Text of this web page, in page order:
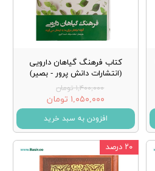
کتاب فرهنگ گیاهان دارویی
(انتشارات دانش پرور - بصیر)
۱,۴۰۰,۰۰۰ تومان
۱,۰۵۰,۰۰۰ تومان
افزودن به سبد خرید
۲۰ درصد